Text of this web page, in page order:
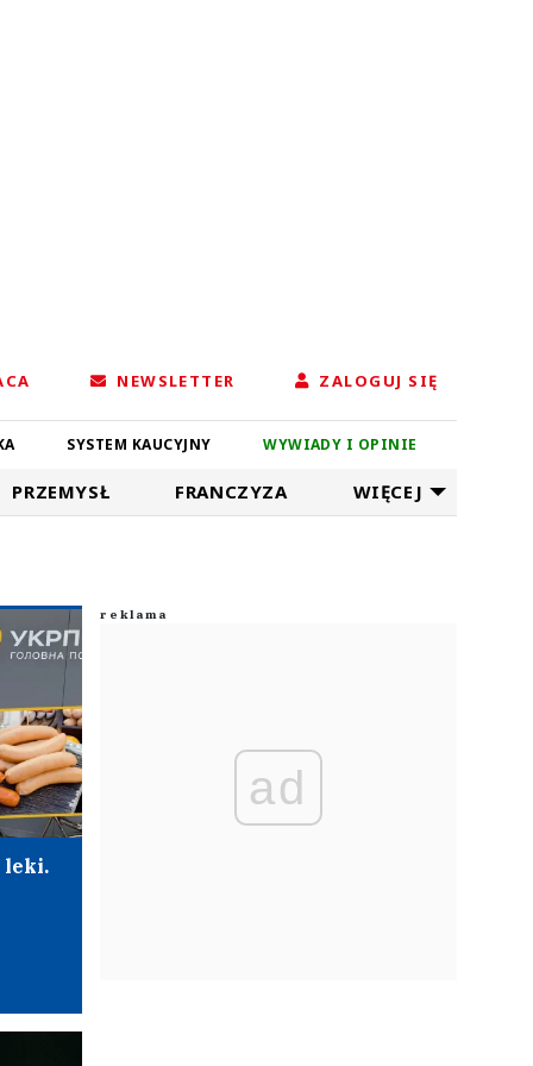
NEWSLETTER ZALOGUJ SIĘ
SYSTEM KAUCYJNY WYWIADY I OPINIE
PRZEMYSŁ FRANCZYZA WIĘCEJ
leki.
ad